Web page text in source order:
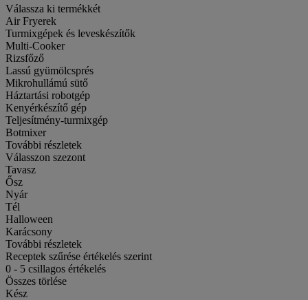
Válassza ki termékkét
Air Fryerek
Turmixgépek és leveskészítők
Multi-Cooker
Rizsfőző
Lassú gyümölcsprés
Mikrohullámú sütő
Háztartási robotgép
Kenyérkészítő gép
Teljesítmény-turmixgép
Botmixer
További részletek
Válasszon szezont
Tavasz
Ősz
Nyár
Tél
Halloween
Karácsony
További részletek
Receptek szűrése értékelés szerint
0 - 5 csillagos értékelés
Összes törlése
Kész